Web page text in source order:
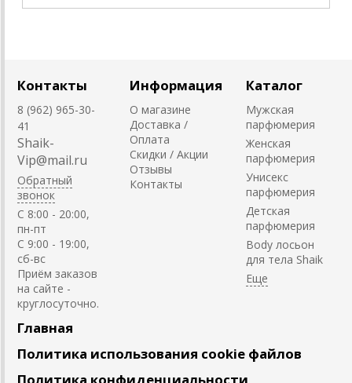
Контакты
8 (962) 965-30-
41
Shaik-
Vip@mail.ru
Обратный
звонок
C 8:00 - 20:00,
пн-пт
С 9:00 - 19:00,
сб-вс
Приём заказов
на сайте -
круглосуточно.
Информация
О магазине
Доставка /
Оплата
Скидки / Акции
Отзывы
Контакты
Каталог
Мужская
парфюмерия
Женская
парфюмерия
Унисекс
парфюмерия
Детская
парфюмерия
Body лосьон
для тела Shaik
Главная
Политика использования cookie файлов
Политика конфиденциальности